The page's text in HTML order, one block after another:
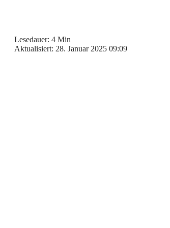
Lesedauer: 4 Min
Aktualisiert: 28. Januar 2025 09:09